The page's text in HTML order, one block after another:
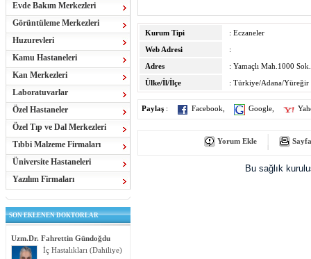
Evde Bakım Merkezleri
Görüntüleme Merkezleri
Huzurevleri
Kamu Hastaneleri
Kan Merkezleri
Laboratuvarlar
Özel Hastaneler
Özel Tıp ve Dal Merkezleri
Tıbbi Malzeme Firmaları
Üniversite Hastaneleri
Yazılım Firmaları
SON EKLENEN DOKTORLAR
Uzm.Dr. Fahrettin Gündoğdu
İç Hastalıkları (Dahiliye)
Kurum Tipi
: Eczaneler
Web Adresi
:
Adres
: Yamaçlı Mah.1000
Ülke/İl/İlçe
: Türkiye/Adana/Yüreğir
Paylaş : Facebook Google
Yorum Ekle
Bu sağlık